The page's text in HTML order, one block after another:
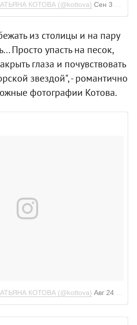
КОТОВА (@kottova) Сен 3 2016 в 2:17 PDT
из столицы и на пару
Просто упасть на песок,
глаза и почувствовать
звездой", - романтично
фотографии Котова.
КОТОВА (@kottova) Авг 24 2016 в 2:52 PDT